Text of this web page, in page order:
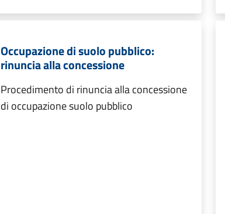
Occupazione di suolo pubblico:
rinuncia alla concessione
Procedimento di rinuncia alla concessione
di occupazione suolo pubblico